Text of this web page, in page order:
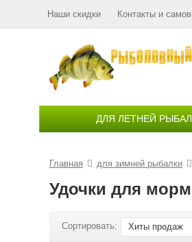
Наши скидки Контакты и
ДЛЯ ЛЕТНЕЙ
Главная для зимней рыбалки
Удочки для
Сортировать: Хиты продаж